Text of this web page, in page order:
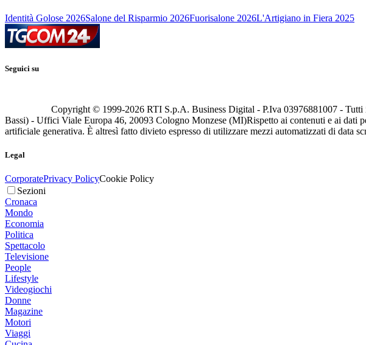
Identità Golose 2026Salone del Risparmio 2026Fuorisalone 2026L'Artigiano in Fiera 2025
Seguici su
Copyright © 1999-2026 RTI S.p.A. Business Digital - P.Iva 03976881007 -
Bassi) - Uffici Viale Europa 46, 20093 Cologno Monzese (MI)Rispetto ai contenuti e ai dati
artificiale generativa. È altresì fatto divieto espresso di utilizzare mezzi automatizzati di data
Legal
CorporatePrivacy PolicyCookie Policy
Sezioni
Cronaca
Mondo
Economia
Politica
Spettacolo
Televisione
People
Lifestyle
Videogiochi
Donne
Magazine
Motori
Viaggi